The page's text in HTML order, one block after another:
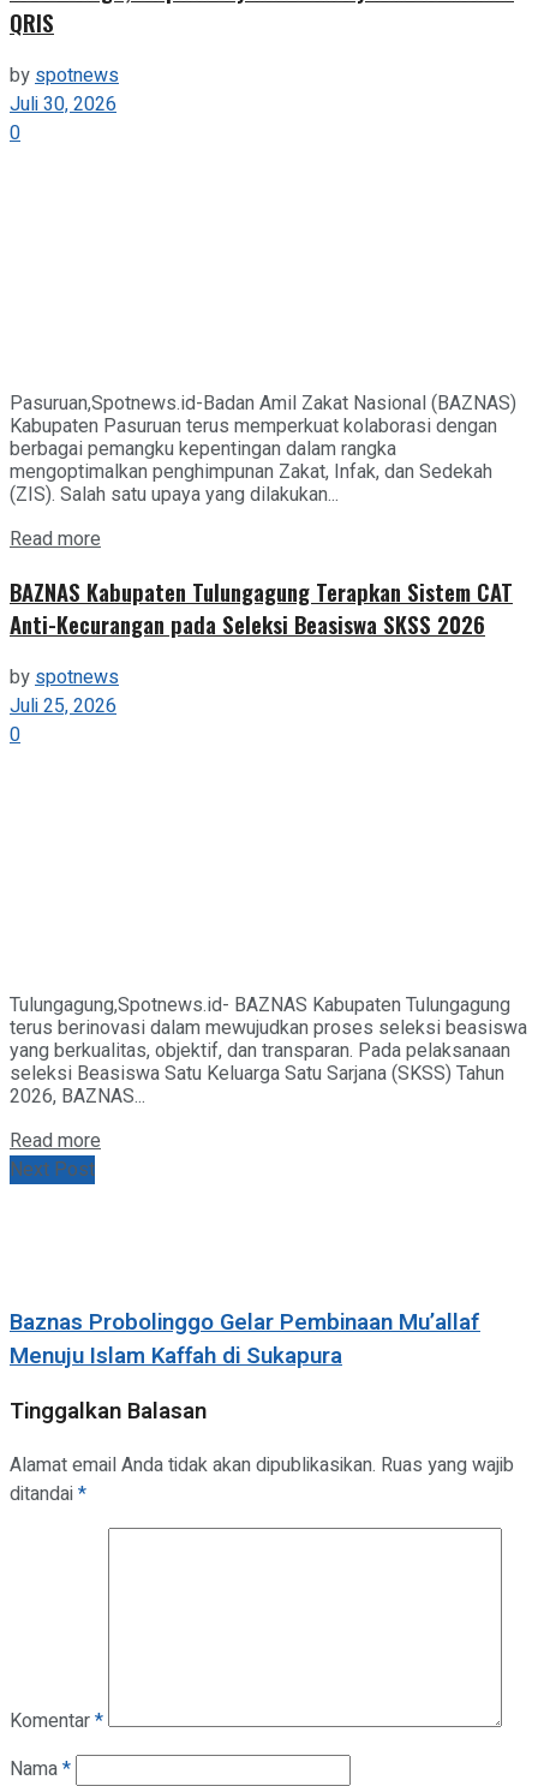
QRIS
by spotnews
Juli 30, 2026
0
Pasuruan,Spotnews.id-Badan Amil Zakat Nasional (BAZNAS)
Kabupaten Pasuruan terus memperkuat kolaborasi dengan
berbagai pemangku kepentingan dalam rangka
mengoptimalkan penghimpunan Zakat, Infak, dan Sedekah
(ZIS). Salah satu upaya yang dilakukan...
Read more
BAZNAS Kabupaten Tulungagung Terapkan Sistem CAT
Anti-Kecurangan pada Seleksi Beasiswa SKSS 2026
byspotnews
Juli 25, 2026
0
Tulungagung,Spotnews.id- BAZNAS Kabupaten Tulungagung
terus berinovasi dalam mewujudkan proses seleksi beasiswa
yang berkualitas, objektif, dan transparan. Pada pelaksanaan
seleksi Beasiswa Satu Keluarga Satu Sarjana (SKSS) Tahun
2026, BAZNAS...
Read more
Next Post
Baznas Probolinggo Gelar Pembinaan Mu’allaf
Menuju Islam Kaffah di Sukapura
Tinggalkan Balasan
Alamat email Anda tidak akan dipublikasikan. Ruas yang wajib
ditandai*
Komentar*
Nama*